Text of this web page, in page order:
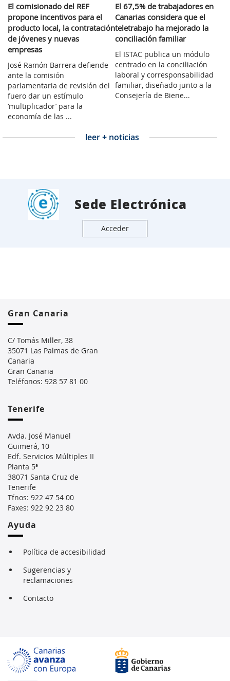
El comisionado del REF
propone incentivos para el
producto local, la contratación
de jóvenes y nuevas
empresas
José Ramón Barrera defiende
ante la comisión
parlamentaria de revisión del
fuero dar un estímulo
‘multiplicador’ para la
economía de las ...
El 67,5% de trabajadores en
Canarias considera que el
teletrabajo ha mejorado la
conciliación familiar
El ISTAC publica un módulo
centrado en la conciliación
laboral y corresponsabilidad
familiar, diseñado junto a la
Consejería de Biene...
leer + noticias
Sede Electrónica
Acceder
Gran Canaria
C/ Tomás Miller, 38
35071 Las Palmas de Gran
Canaria
Gran Canaria
Teléfonos: 928 57 81 00
Tenerife
Avda. José Manuel
Guimerá, 10
Edf. Servicios Múltiples II
Planta 5ª
38071 Santa Cruz de
Tenerife
Tfnos: 922 47 54 00
Faxes: 922 92 23 80
Ayuda
Política de accesibilidad
Sugerencias y
reclamaciones
Contacto